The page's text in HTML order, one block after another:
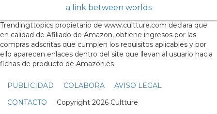
a link between worlds
Trendingttopics propietario de www.cultture.com declara que
en calidad de Afiliado de Amazon, obtiene ingresos por las
compras adscritas que cumplen los requisitos aplicables y por
ello aparecen enlaces dentro del site que llevan al usuario hacia
fichas de producto de Amazon.es
PUBLICIDAD COLABORA
AVISO LEGAL
CONTACTO Copyright 2026 Cultture